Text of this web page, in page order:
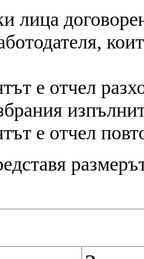
лица
е отчел
е отчел